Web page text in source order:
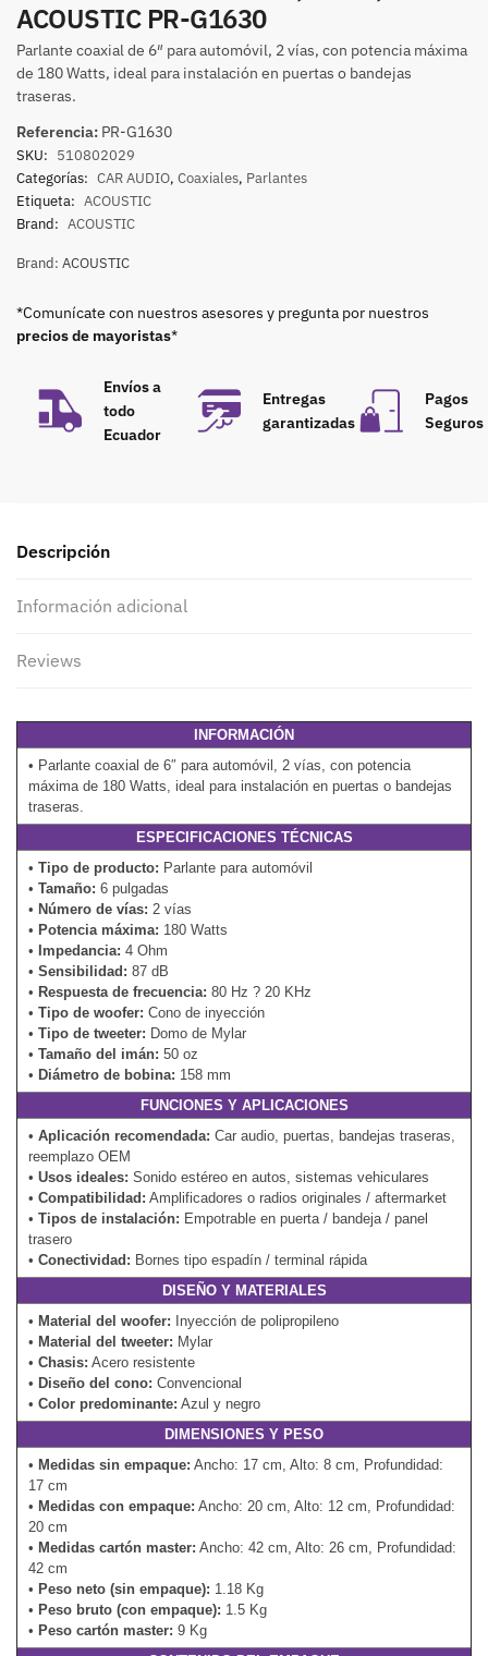
ACOUSTIC PR-G1630
Parlante coaxial de 6″ para automóvil, 2 vías, con potencia máxima
de 180 Watts, ideal para instalación en puertas o bandejas
traseras.
Referencia: PR-G1630
SKU: 510802029
Categorías: CAR AUDIO, Coaxiales, Parlantes
Etiqueta: ACOUSTIC
Brand: ACOUSTIC
Brand: ACOUSTIC
*Comunícate con nuestros asesores y pregunta por nuestros
precios de mayoristas*
Envíos a
todo
Ecuador
Entregas
garantizadas
Pagos
Seguros
Descripción
Información adicional
Reviews
INFORMACIÓN
• Parlante coaxial de 6″ para automóvil, 2 vías, con potencia
máxima de 180 Watts, ideal para instalación en puertas o bandejas
traseras.
ESPECIFICACIONES TÉCNICAS
• Tipo de producto: Parlante para automóvil
• Tamaño: 6 pulgadas
• Número de vías: 2 vías
• Potencia máxima: 180 Watts
•
Impedancia: 4 Ohm
• Sensibilidad: 87 dB
• Respuesta de frecuencia: 80 Hz ? 20 KHz
• Tipo de woofer: Cono de inyección
• Tipo de tweeter: Domo de Mylar
• Tamaño del imán: 50 oz
• Diámetro de bobina: 158 mm
FUNCIONES Y APLICACIONES
• Aplicación recomendada: Car audio, puertas, bandejas traseras,
reemplazo OEM
• Usos ideales: Sonido estéreo en autos, sistemas vehiculares
• Compatibilidad: Amplificadores o radios originales / aftermarket
• Tipos de instalación: Empotrable en puerta / bandeja / panel
trasero
• Conectividad: Bornes tipo espadín / terminal rápida
DISEÑO Y MATERIALES
• Material del woofer: Inyección de polipropileno
• Material del tweeter: Mylar
• Chasis: Acero resistente
• Diseño del cono: Convencional
• Color predominante: Azul y negro
DIMENSIONES Y PESO
• Medidas sin empaque: Ancho: 17 cm, Alto: 8 cm, Profundidad:
17 cm
• Medidas con empaque: Ancho: 20 cm, Alto: 12 cm, Profundidad:
20 cm
• Medidas cartón master: Ancho: 42 cm, Alto: 26 cm, Profundidad:
42 cm
• Peso neto (sin empaque): 1.18 Kg
• Peso bruto (con empaque): 1.5 Kg
• Peso cartón master: 9 Kg